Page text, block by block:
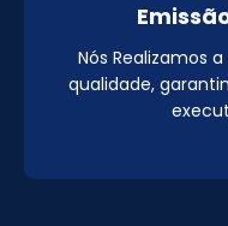
Nós Realizamos
qualidade,